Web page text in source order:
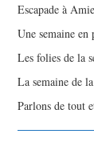
Escapade à
Une semaine
Les folies de la
La semaine de
Parlons de tout